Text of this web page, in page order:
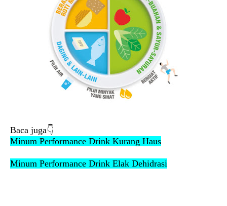
Baca juga👇
Minum Performance Drink Kurang Haus
Minum Performance Drink Elak Dehidrasi